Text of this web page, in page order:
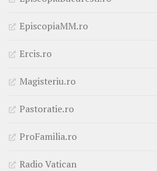
EpiscopiaMM.ro
Ercis.ro
Magisteriu.ro
Pastoratie.ro
ProFamilia.ro
Radio Vatican